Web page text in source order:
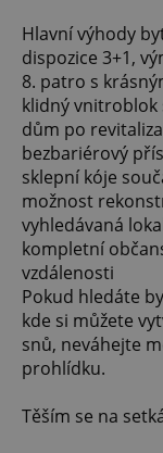
Hlavní výhody
dispozice 3+1,
8. patro s
klidný vnitroblok
dům po
bezbariérový
sklepní kóje
možnost
vyhledávaná
kompletní
vzdálenosti
Pokud hledáte
kde si můžete
snů, neváhejte
prohlídku.
Těším se na